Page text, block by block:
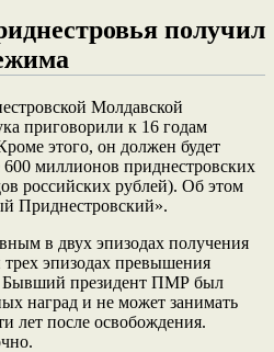
получил
Молдавской
приговорили к 16 годам
этого, он должен будет
миллионов приднестровских
российских рублей). Об этом
Приднестровский».
в двух эпизодах получения
трех эпизодах превышения
Бывший президент ПМР был
наград и не может занимать
лет после освобождения.